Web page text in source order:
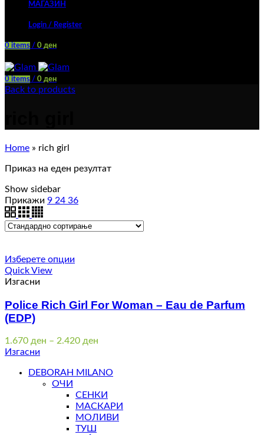
МАГАЗИН
Login / Register
0 items / 0 ден
0 items / 0 ден
Back to products
Home » rich girl
Приказ на еден резултат
Show sidebar
Прикажи 9 24 36
Изберете опции
Quick View
Изгасни
Police Rich Girl For Woman – Eau de Parfum
(EDP)
1.670 ден – 2.420 ден
through
Изгасни
DEBORAH MILANO
ОЧИ
СЕНКИ
МАСКАРИ
МОЛИВИ
ТУШ